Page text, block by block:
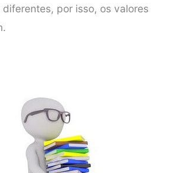
por isso, os valores